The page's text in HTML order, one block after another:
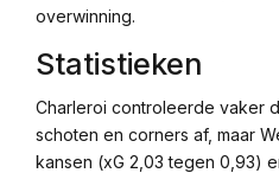
overwinning.
Statistieken
Charleroi controleerde vaker
schoten en corners af, maar
kansen (xG 2,03 tegen 0,93)